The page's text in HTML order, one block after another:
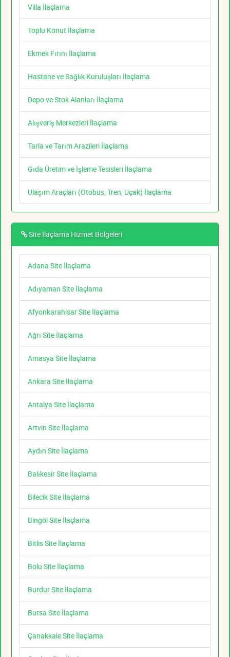
Villa İlaçlama
Toplu Konut İlaçlama
Ekmek Fırını İlaçlama
Hastane ve Sağlık Kuruluşları İlaçlama
Depo ve Stok Alanları İlaçlama
Alışveriş Merkezleri İlaçlama
Tarla ve Tarım Arazileri İlaçlama
Gıda Üretim ve İşleme Tesisleri İlaçlama
Ulaşım Araçları (Otobüs, Tren, Uçak) İlaçlama
Site İlaçlama Hizmet Bölgeleri
Adana Site İlaçlama
Adıyaman Site İlaçlama
Afyonkarahisar Site İlaçlama
Ağrı Site İlaçlama
Amasya Site İlaçlama
Ankara Site İlaçlama
Antalya Site İlaçlama
Artvin Site İlaçlama
Aydın Site İlaçlama
Balıkesir Site İlaçlama
Bilecik Site İlaçlama
Bingöl Site İlaçlama
Bitlis Site İlaçlama
Bolu Site İlaçlama
Burdur Site İlaçlama
Bursa Site İlaçlama
Çanakkale Site İlaçlama